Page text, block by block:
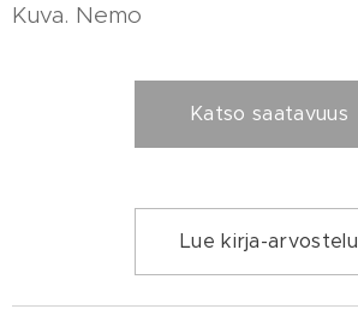
Kuva. Nemo
Katso saatavuus
Lue kirja-arvostelu